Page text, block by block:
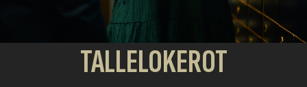
TALLELOKEROT